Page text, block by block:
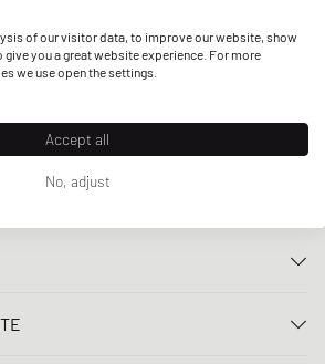
of our visitor data, to improve our website, show
you a great website experience. For more
we use open the settings.
Accept all
No, adjust